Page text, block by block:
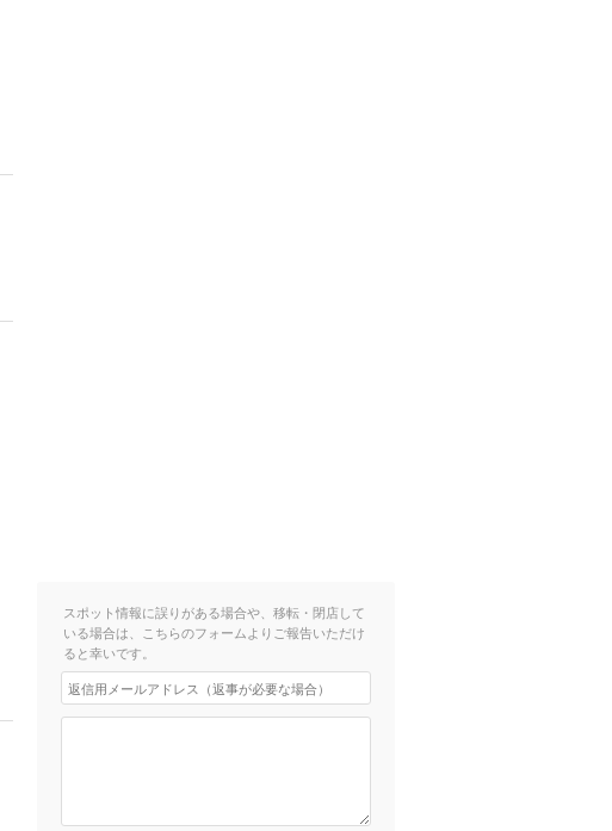
スポット情報に誤りがある場合や、移転・閉店して
いる場合は、こちらのフォームよりご報告いただけ
ると幸いです。